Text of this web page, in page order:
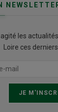
agité les
Loire ces